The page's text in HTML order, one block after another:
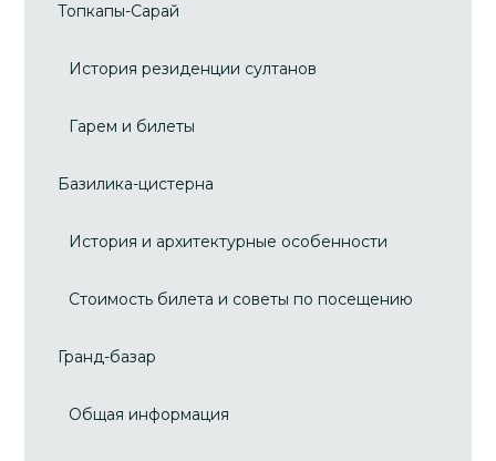
Топкапы-Сарай
История резиденции султанов
Гарем и билеты
Базилика-цистерна
История и архитектурные особенности
Стоимость билета и советы по посещению
Гранд-базар
Общая информация